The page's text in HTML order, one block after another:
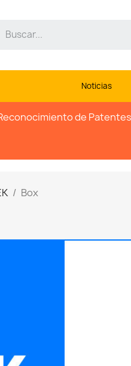
Noticias
de
Box